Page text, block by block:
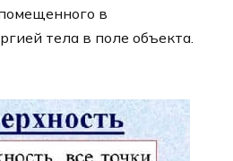
в
тела в поле объекта.